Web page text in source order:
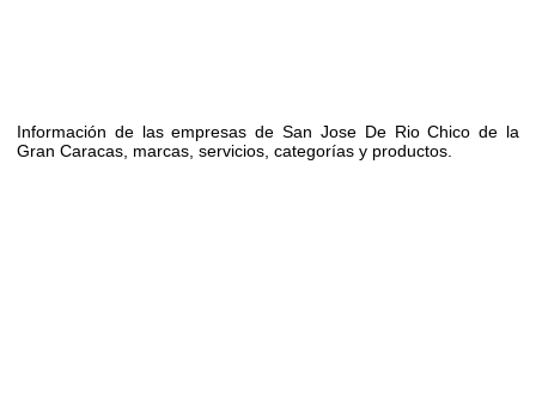
Información de las empresas de San Jose De Rio Chico de la
Gran Caracas, marcas, servicios, categorías y productos.